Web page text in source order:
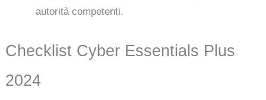
autorità competenti.
Checklist Cyber Essentials Plus
2024